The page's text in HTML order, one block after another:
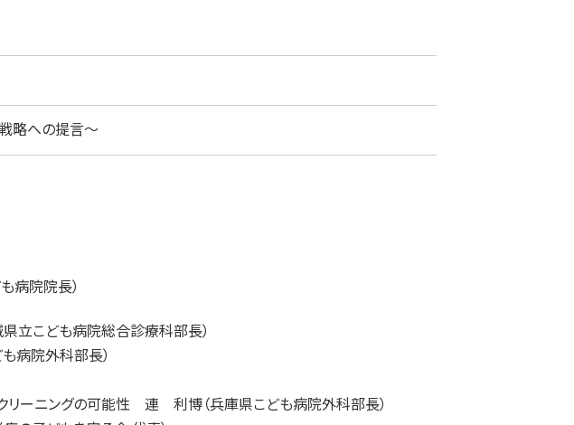
略への提言～
病院院長）
立こども病院総合診療科部長）
病院外科部長）
リーニングの可能性 連 利博（兵庫県こども病院外科部長）